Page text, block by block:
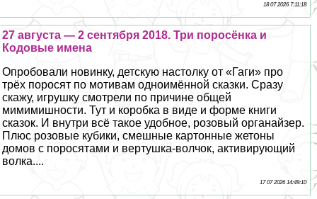
18 07 2026 7:11:18
27 августа — 2 сентября 2018. Три поросёнка и
Кодовые имена
Опробовали новинку, детскую настолку от «Гаги» про
трёх поросят по мотивам одноимённой сказки. Сразу
скажу, игрушку смотрели по причине общей
мимимишности. Тут и коробка в виде и форме книги
сказок. И внутри всё такое удобное, розовый органайзер.
Плюс розовые кубики, смешные картонные жетоны
домов с поросятами и вертушка-волчок, активирующий
волка....
17 07 2026 14:49:10